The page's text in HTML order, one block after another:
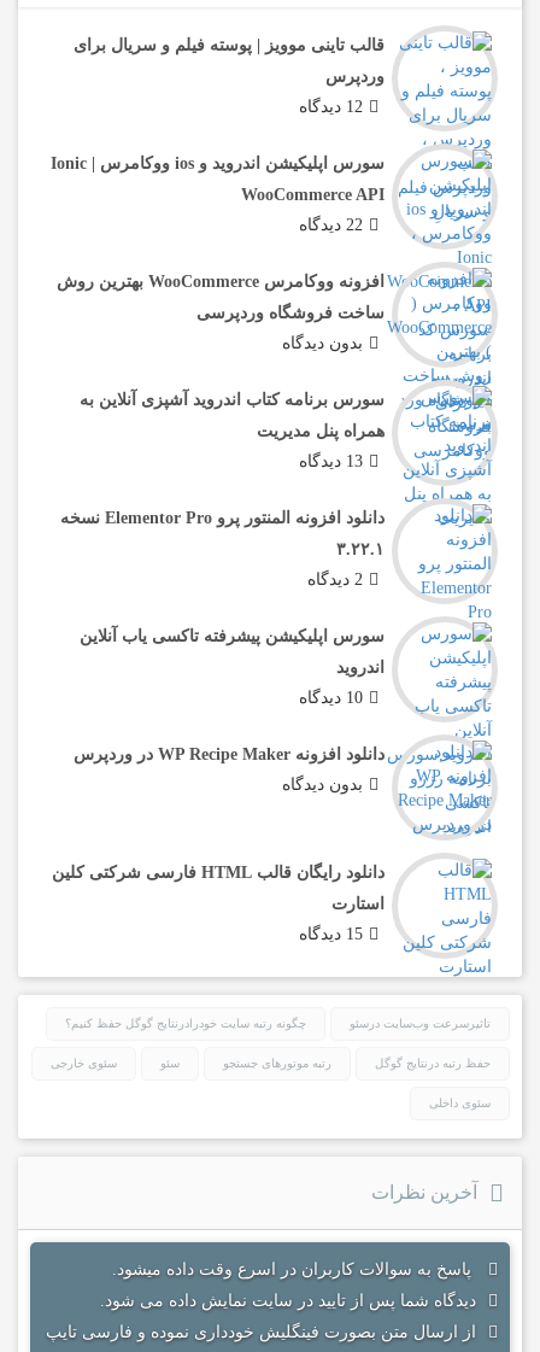
قالب تاینی موویز | پوسته فیلم و سریال برای
وردپرس
12 دیدگاه
سورس اپلیکیشن اندروید و ios ووکامرس | Ionic
WooCommerce API
22 دیدگاه
افزونه ووکامرس WooCommerce بهترین روش
ساخت فروشگاه وردپرسی
بدون دیدگاه
سورس برنامه کتاب اندروید آشپزی آنلاین به
همراه پنل مدیریت
13 دیدگاه
دانلود افزونه المنتور پرو Elementor Pro نسخه
۳.۲۲.۱
2 دیدگاه
سورس اپلیکیشن پیشرفته تاکسی یاب آنلاین
اندروید
10 دیدگاه
دانلود افزونه WP Recipe Maker در وردپرس
بدون دیدگاه
دانلود رایگان قالب HTML فارسی شرکتی کلین
استارت
15 دیدگاه
تاثیرسرعت وب‌سایت درسئو چگونه رتبه سایت خودرادرنتایج گوگل حفظ کنیم؟
حفظ رتبه درنتایج گوگل رتبه موتورهای جستجو سئو سئوی خارجی
سئوی داخلی
آخرین نظرات
پاسخ به سوالات کاربران در اسرع وقت داده میشود.
دیدگاه شما پس از تایید در سایت نمایش داده می شود.
از ارسال متن بصورت فینگلیش خودداری نموده و فارسی تایپ